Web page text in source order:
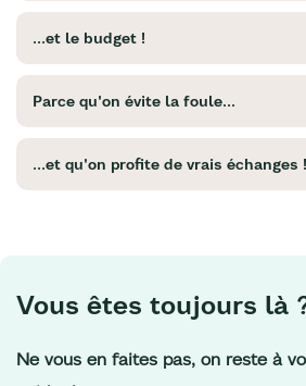
...et le budget !
Parce qu'on évite la foule...
...et qu'on profite de vrais échanges !
Vous êtes toujours là
Ne vous en faites pas, on reste à